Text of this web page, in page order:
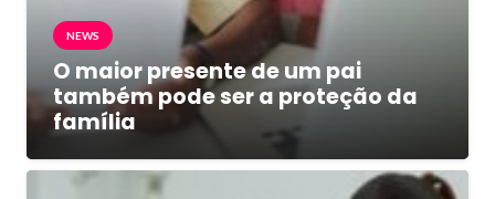
NEWS
O maior presente de um pai
também pode ser a proteção da
família